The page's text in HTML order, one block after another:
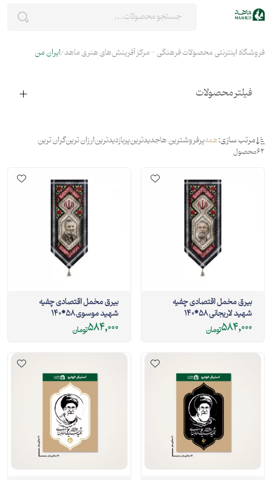
فروشگاه اینترنتی محصولات فرهنگی - مرکز آفرینش‌های هنری ماهد ایران من
فیلتر محصولات
مرتب سازی:همهپرفروشترین هاجدیدترینپربازدیدترینارزان ترینگران ترین
62محصول
بیرق مخمل اقتصادی چفیه
شهید لاریجانی 58*140
584,000تومان
بیرق مخمل اقتصادی چفیه
شهید موسوی 58*140
584,000تومان